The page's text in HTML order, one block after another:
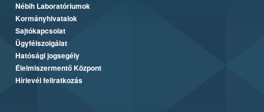
Nébih Laboratóriumok
Kormányhivatalok
Sajtókapcsolat
Ügyfélszolgálat
Hatósági jogsegély
Élelmiszermentő Központ
Hírlevél feliratkozás